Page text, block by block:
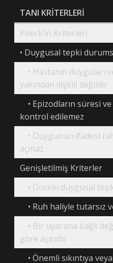
TANI KRİTERLERİ
Poeck’in Kriterleri
• Duygusal tepki
• Hastanın duyguları
yakından ilişkili değildir
• Epizodların süresi
kontrol edilemez
• Duygunun ifadesi
açmaz
Genişletilmiş Kriterler
• Önceki duygusal
• Ruh haliyle tutarsız
• Bir uyarana bağlı
göre aşırıdır
• Önemli sıkıntıya